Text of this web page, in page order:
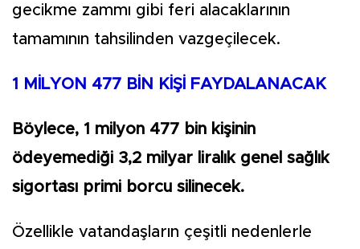
gecikme zammı gibi feri alacaklarının
tamamının tahsilinden vazgeçilecek.
1 MİLYON 477 BİN KİŞİ FAYDALANACAK
Böylece, 1 milyon 477 bin kişinin
ödeyemediği 3,2 milyar liralık genel sağlık
sigortası primi borcu silinecek.
Özellikle vatandaşların çeşitli nedenlerle